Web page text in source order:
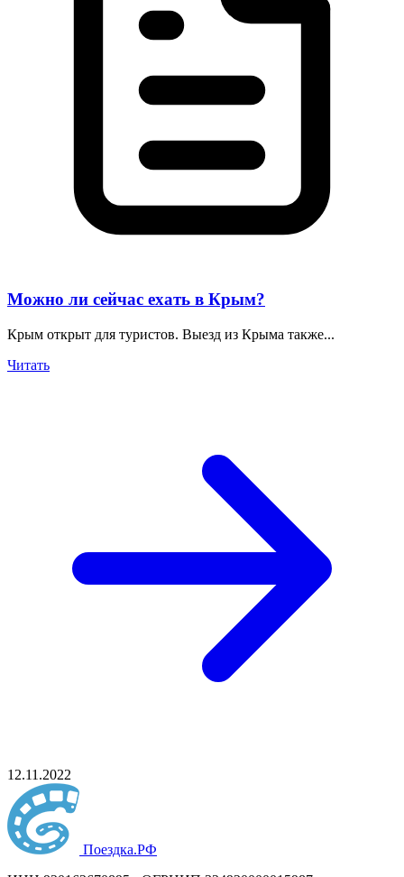
Можно ли сейчас ехать в Крым?
Крым открыт для туристов. Выезд из Крыма также...
Читать
12.11.2022
Поездка.РФ